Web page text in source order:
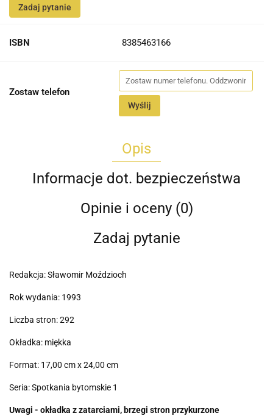
Zadaj pytanie
ISBN 8385463166
Zostaw telefon
Wyślij
Opis
Informacje dot. bezpieczeństwa
Opinie i oceny (0)
Zadaj pytanie
Redakcja: Sławomir Moździoch
Rok wydania: 1993
Liczba stron: 292
Okładka: miękka
Format: 17,00 cm x 24,00 cm
Seria: Spotkania bytomskie 1
Uwagi - okładka z zatarciami, brzegi stron przykurzone